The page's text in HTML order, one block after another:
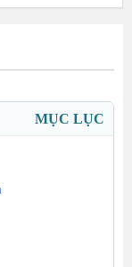
MỤC LỤC